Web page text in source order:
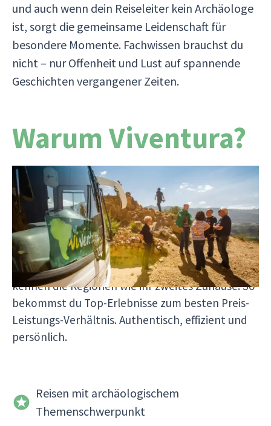
und auch wenn dein Reiseleiter kein Archäologe
ist, sorgt die gemeinsame Leidenschaft für
besondere Momente. Fachwissen brauchst du
nicht – nur Offenheit und Lust auf spannende
Geschichten vergangener Zeiten.
Warum Viventura?
Weil wir seit über 25 Jahren nichts anderes tun,
als Südamerika-Träume wahr zu machen. Unsere
Reisen werden direkt von uns organisiert – ohne
Zwischenhändler, dafür mit echten Südamerika-
Profis vor Ort. Alle unsere Mitarbeitenden
sprechen Spanisch oder Portugiesisch und
kennen die Regionen wie ihr zweites Zuhause. So
bekommst du Top-Erlebnisse zum besten Preis-
Leistungs-Verhältnis. Authentisch, effizient und
persönlich.
Reisen mit archäologischem
Themenschwerpunkt